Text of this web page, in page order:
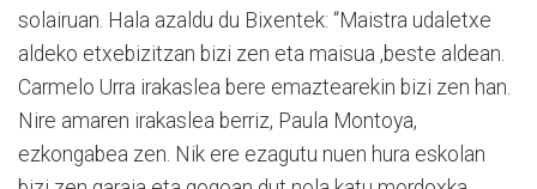
solairuan. Hala azaldu du Bixentek: “Maistra udaletxe
aldeko etxebizitzan bizi zen eta maisua ,beste aldean.
Carmelo Urra irakaslea bere emaztearekin bizi zen han.
Nire amaren irakaslea berriz, Paula Montoya,
ezkongabea zen. Nik ere ezagutu nuen hura eskolan